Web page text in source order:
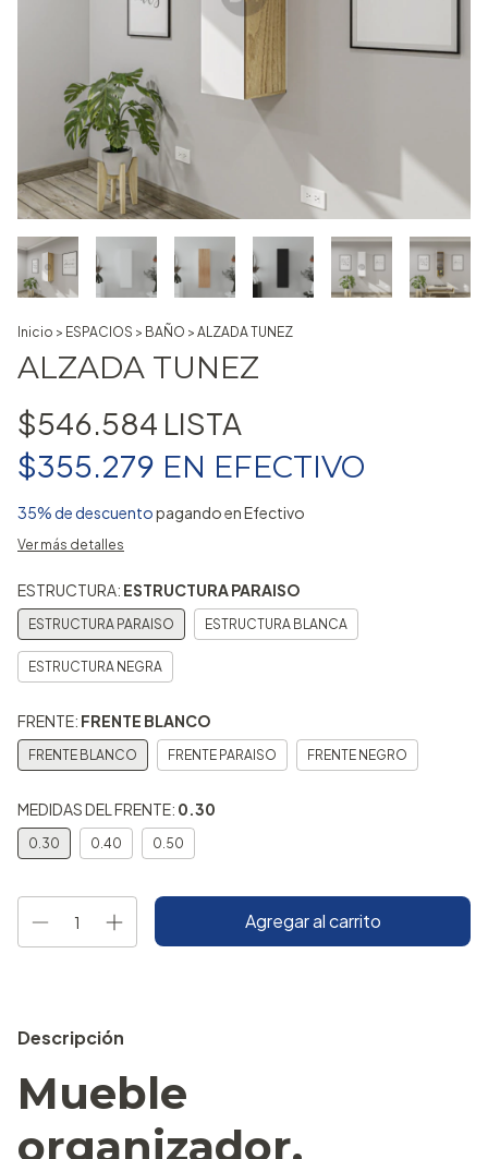
Inicio > ESPACIOS > BAÑO > ALZADA TUNEZ
ALZADA TUNEZ
$546.584
$355.279 EN EFECTIVO
35% de descuentopagando en Efectivo
Ver más detalles
ESTRUCTURA: ESTRUCTURA PARAISO
ESTRUCTURA PARAISO ESTRUCTURA BLANCA
ESTRUCTURA NEGRA
FRENTE: FRENTE BLANCO
FRENTE BLANCO FRENTE PARAISO FRENTE NEGRO
MEDIDAS DEL FRENTE: 0.30
0.30 0.40 0.50
Descripción
Mueble
organizador,